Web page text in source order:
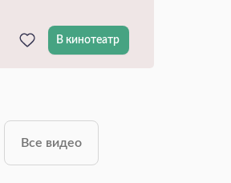
В кинотеатр
Все видео